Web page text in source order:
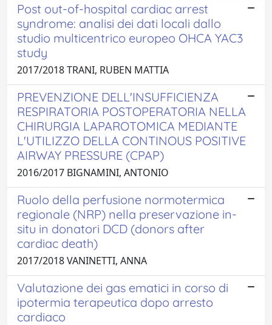
Post out-of-hospital cardiac arrest
syndrome: analisi dei dati locali dallo
studio multicentrico europeo OHCA YAC3
study
2017/2018 TRANI, RUBEN MATTIA
PREVENZIONE DELL'INSUFFICIENZA
RESPIRATORIA POSTOPERATORIA NELLA
CHIRURGIA LAPAROTOMICA MEDIANTE
L'UTILIZZO DELLA CONTINOUS POSITIVE
AIRWAY PRESSURE (CPAP)
2016/2017 BIGNAMINI, ANTONIO
Ruolo della perfusione normotermica
regionale (NRP) nella preservazione in-
situ in donatori DCD (donors after
cardiac death)
2017/2018 VANINETTI, ANNA
Valutazione dei gas ematici in corso di
ipotermia terapeutica dopo arresto
cardiaco